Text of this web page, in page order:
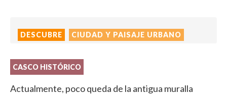
DESCUBRE CIUDAD Y PAISAJE URBANO
CASCO HISTÓRICO
Actualmente, poco queda de la antigua muralla